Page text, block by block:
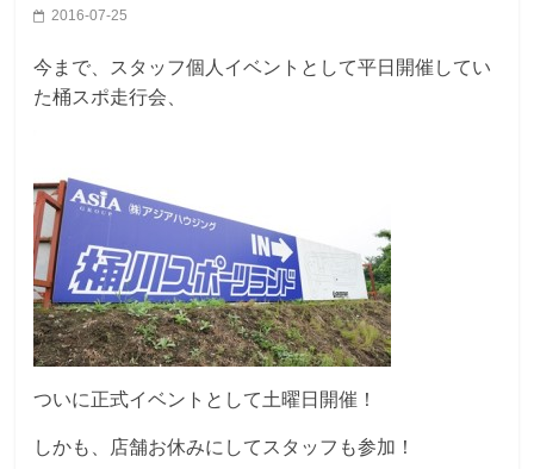
2016-07-25
今まで、スタッフ個人イベントとして平日開催してい
た桶スポ走行会、
ついに正式イベントとして土曜日開催！
しかも、店舗お休みにしてスタッフも参加！